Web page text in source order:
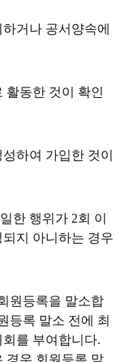
거나 공서양속에
활동한 것이 확인
하여 가입한 것이
한 행위가 2회 이
지 아니하는 경우
원등록을 말소합
등록 말소 전에 최
를 부여합니다.
경우 회원등록 말